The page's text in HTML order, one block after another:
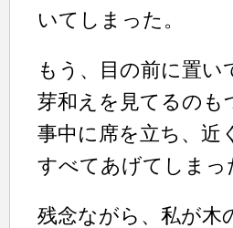
いてしまった。
もう、目の前に置い
芽和えを見てるのも
事中に席を立ち、近
すべてあげてしまっ
残念ながら、私が木